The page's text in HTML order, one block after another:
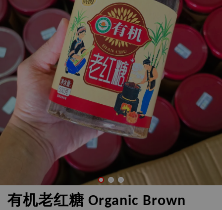
有机老红糖 Organic Brown